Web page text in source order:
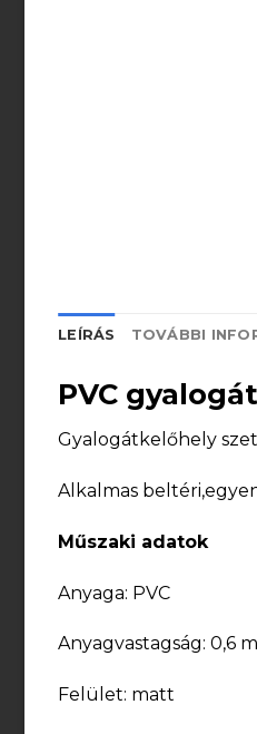
LEÍRÁS TOVÁBBI
PVC
Gyalogátkelőhely
Alkalmas
Műszaki adatok
Anyaga: PVC
Anyagvastagság: 0,6
Felület: matt